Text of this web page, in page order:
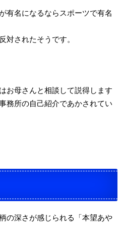
有名になるならスポーツで有名
対されたそうです。
お母さんと相談して説得します
務所の自己紹介であかされてい
の深さが感じられる「本望あや